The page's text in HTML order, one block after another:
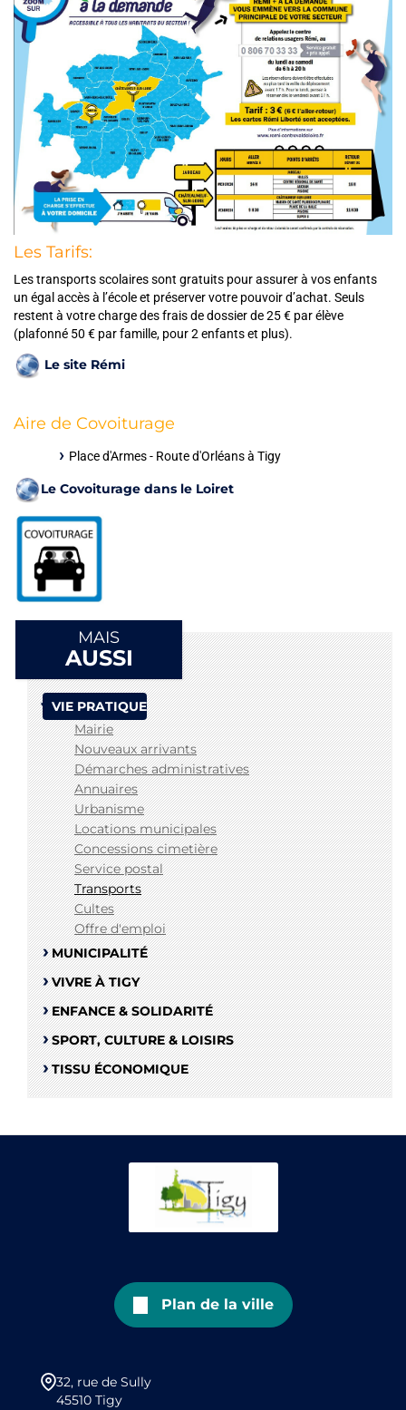
Les Tarifs:
Les transports scolaires sont gratuits pour assurer à vos enfants
un égal accès à l’école et préserver votre pouvoir d’achat. Seuls
restent à votre charge des frais de dossier de 25 € par élève
(plafonné 50 € par famille, pour 2 enfants et plus).
Le site Rémi
Aire de Covoiturage
Place d'Armes - Route d'Orléans à Tigy
Le Covoiturage dans le Loiret
MAIS
AUSSI
VIE PRATIQUE
Mairie
Nouveaux arrivants
Démarches administratives
Annuaires
Urbanisme
Locations municipales
Concessions cimetière
Service postal
Transports
Cultes
Offre d'emploi
MUNICIPALITÉ
VIVRE À TIGY
ENFANCE & SOLIDARITÉ
SPORT, CULTURE & LOISIRS
TISSU ÉCONOMIQUE
Plan de la ville
32, rue de Sully
45510 Tigy